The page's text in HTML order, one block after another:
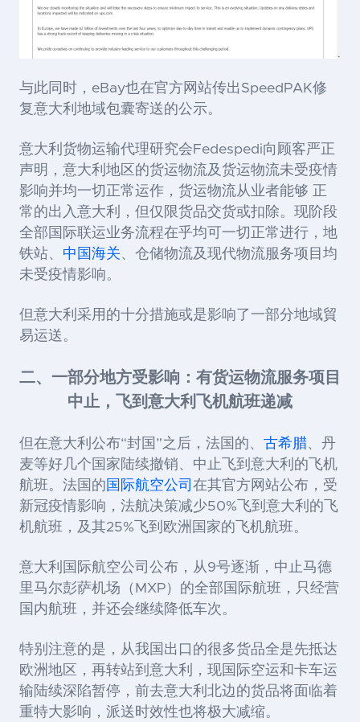
与此同时，eBay也在官方网站传出SpeedPAK修
复意大利地域包囊寄送的公示。
意大利货物运输代理研究会Fedespedi向顾客严正
声明， 意大利地区的货运物流及货运物流未受疫情
影响并均一切正常运作，货运物流从业者能够 正
常的出入意大利，但仅限货品交货或扣除。现阶段
全部国际联运业务流程在乎均可一切正常进行，地
铁站、 中国海关、仓储物流及现代物流服务项目均
未受疫情影响。
但意大利采用的十分措施或是影响了一部分地域貿
易运送。
二、一部分地方受影响：有货运物流服务项目
中止，飞到意大利飞机航班递减
但在意大利公布“封国”之后，法国的、 古希腊、丹
麦等好几个国家陆续撤销、中止飞到意大利的飞机
航班。法国的 国际航空公司 在其官方网站公布，受
新冠疫情影响，法航决策减少50% 飞到意大利的飞
机航班，及其25% 飞到欧洲国家的飞机航班。
意大利国际航空公司公布，从9号逐渐，中止马德
里马尔彭萨机场（MXP）的全部国际航班，只经营
国内航班，并还会继续降低车次。
特别注意的是，从我国出口的很多货品全是先抵达
欧洲地区，再转站到意大利，现国际空运和卡车运
输陆续深陷暂停，前去意大利北边的货品将面临着
重特大影响，派送时效性也将极大减缩。